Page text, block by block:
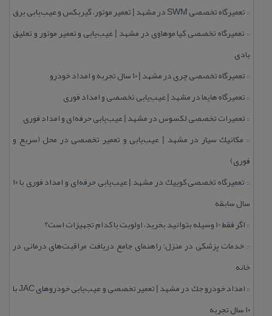
:: تعمیرگاه تخصصی SWM در مشهد | تعمیر موتور، گیربكس و عیب‌یابی برق
:: تعمیرگاه تخصصی كیا موهاوی در مشهد | عیب‌یابی و تعمیر موتور و تعلیق
بادی
:: تعمیرگاه تخصصی چری در مشهد | ۱۰ سال تجربه و امداد خودرو
:: تعمیرگاه هایما در مشهد | عیب‌یابی تخصصی و امداد فوری
:: تعمیرات تخصصی لكسوس در مشهد | عیب‌یابی حرفه‌ای و امداد فوری
:: مكانیك سیار در مشهد | عیب‌یابی و تعمیر تخصصی در محل (سریع و
فوری)
::
تعمیرگاه تخصصی كوییك در مشهد | عیب‌یابی حرفه‌ای و امداد فوری با ۱۰
سال سابقه
:: اگر فقط 10 وسیله بتوانید بخرید، اولویت با كدام تجهیزات است؟
:: خدمات پزشكی در منزل؛ راهنمای جامع دریافت مراقبت‌های درمانی در
خانه
::
امداد خودرو جك در مشهد | تعمیر تخصصی و عیب‌یابی خودروهای JAC با
۱۰ سال تجربه